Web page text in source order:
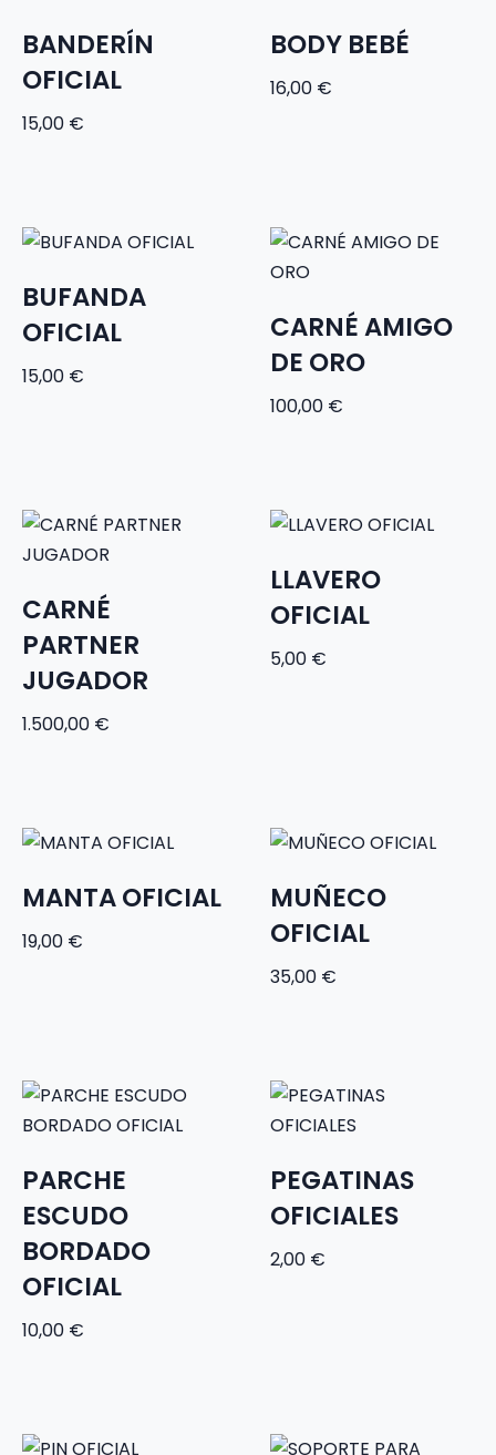
BANDERÍN
OFICIAL
15,00 €
BODY BEBÉ
16,00 €
BUFANDA
OFICIAL
15,00 €
CARNÉ AMIGO
DE ORO
100,00 €
CARNÉ
PARTNER
JUGADOR
1.500,00 €
LLAVERO
OFICIAL
5,00 €
MANTA OFICIAL
19,00 €
MUÑECO
OFICIAL
35,00 €
PARCHE
ESCUDO
BORDADO
OFICIAL
10,00 €
PEGATINAS
OFICIALES
2,00 €